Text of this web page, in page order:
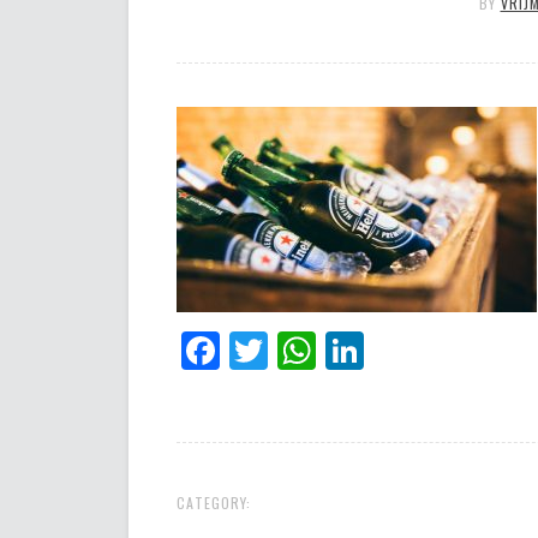
Facebook
TwitterWhatsApp
CATEGORY: